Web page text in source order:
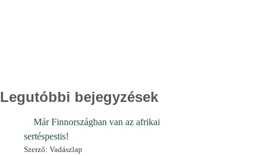
Legutóbbi bejegyzések
Már Finnországban van az afrikai
sertéspestis!
Szerző: Vadászlap